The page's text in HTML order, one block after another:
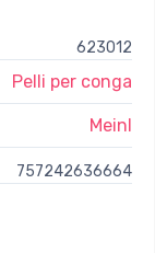
623012
Pelli per conga
Meinl
757242636664